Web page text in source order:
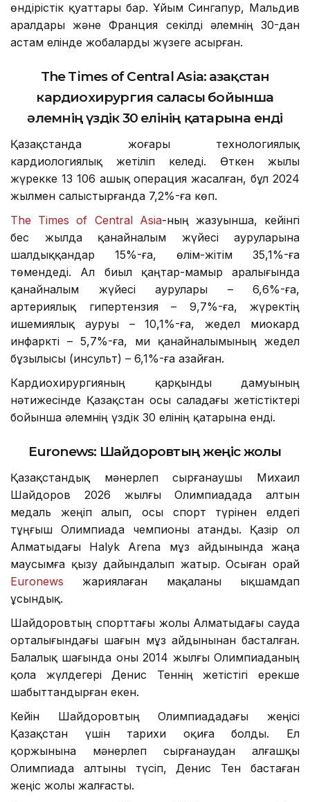
өндірістік қуаттары бар. Ұйым Сингапур, Мальдив
аралдары және Франция секілді әлемнің 30-дан
астам елінде жобаларды жүзеге асырған.
The Times of Central Asia: Қазақстан
кардиохирургия саласы бойынша
әлемнің үздік 30 елінің қатарына енді
Қазақстанда жоғары технологиялық
кардиологиялық жетіліп келеді. Өткен жылы
жүрекке 13 106 ашық операция жасалған, бұл 2024
жылмен салыстырғанда 7,2%-ға көп.
The Times of Central Asia-ның жазуынша, кейінгі
бес жылда қанайналым жүйесі ауруларына
шалдыққандар 15%-ға, өлім-жітім 35,1%-ға
төмендеді. Ал биыл қаңтар-мамыр аралығында
қанайналым жүйесі аурулары – 6,6%-ға,
артериялық гипертензия – 9,7%-ға, жүректің
ишемиялық ауруы – 10,1%-ға, жедел миокард
инфаркті – 5,7%-ға, ми қанайналымының жедел
бұзылысы (инсульт) – 6,1%-ға азайған.
Кардиохирургияның қарқынды дамуының
нәтижесінде Қазақстан осы саладағы жетістіктері
бойынша әлемнің үздік 30 елінің қатарына енді.
Euronews: Шайдоровтың жеңіс жолы
Қазақстандық мәнерлеп сырғанаушы Михаил
Шайдоров 2026 жылғы Олимпиадада алтын
медаль жеңіп алып, осы спорт түрінен елдегі
тұңғыш Олимпиада чемпионы атанды. Қазір ол
Алматыдағы Halyk Arena мұз айдынында жаңа
маусымға қызу дайындалып жатыр. Осыған орай
Euronews жариялаған мақаланы ықшамдап
ұсындық.
Шайдоровтың спорттағы жолы Алматыдағы сауда
орталығындағы шағын мұз айдынынан басталған.
Балалық шағында оны 2014 жылғы Олимпиаданың
қола жүлдегері Денис Теннің жетістігі ерекше
шабыттандырған екен.
Кейін Шайдоровтың Олимпиададағы жеңісі
Қазақстан үшін тарихи оқиға болды. Ел
қоржынына мәнерлеп сырғанаудан алғашқы
Олимпиада алтыны түсіп, Денис Тен бастаған
жеңіс жолы жалғасты.